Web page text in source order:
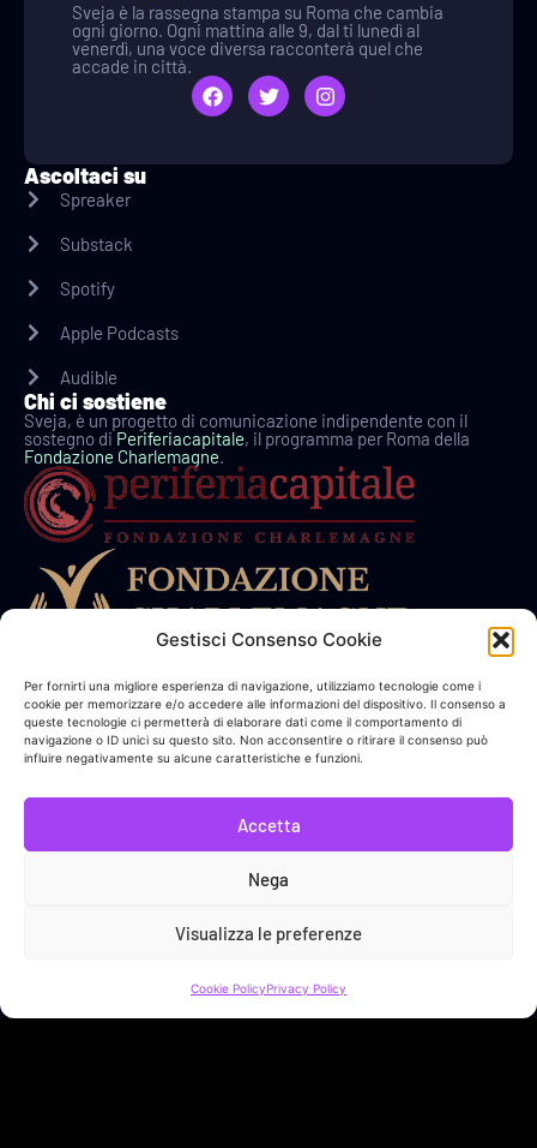
Gestisci Consenso Cookie
Per fornirti una migliore esperienza di navigazione, utilizziamo tecnologie come i
cookie per memorizzare e/o accedere alle informazioni del dispositivo. Il consenso a
queste tecnologie ci permetterà di elaborare dati come il comportamento di
navigazione o ID unici su questo sito. Non acconsentire o ritirare il consenso può
influire negativamente su alcune caratteristiche e funzioni.
Accetta
Nega
Visualizza le preferenze
Cookie PolicyPrivacy Policy
Sveja è la rassegna stampa su Roma che cambia
ogni giorno. Ogni mattina alle 9, dal ti lunedì al
venerdì, una voce diversa racconterà quel che
accade in città.
Ascoltaci su
Spreaker
Substack
Spotify
Apple Podcasts
Audible
Chi ci sostiene
Sveja, è un progetto di comunicazione indipendente con il
sostegno di Periferiacapitale, il programma per Roma della
Fondazione Charlemagne.
Link Utili
Sostieni Sveja!
Bacheca Donatore
Cookie Policy